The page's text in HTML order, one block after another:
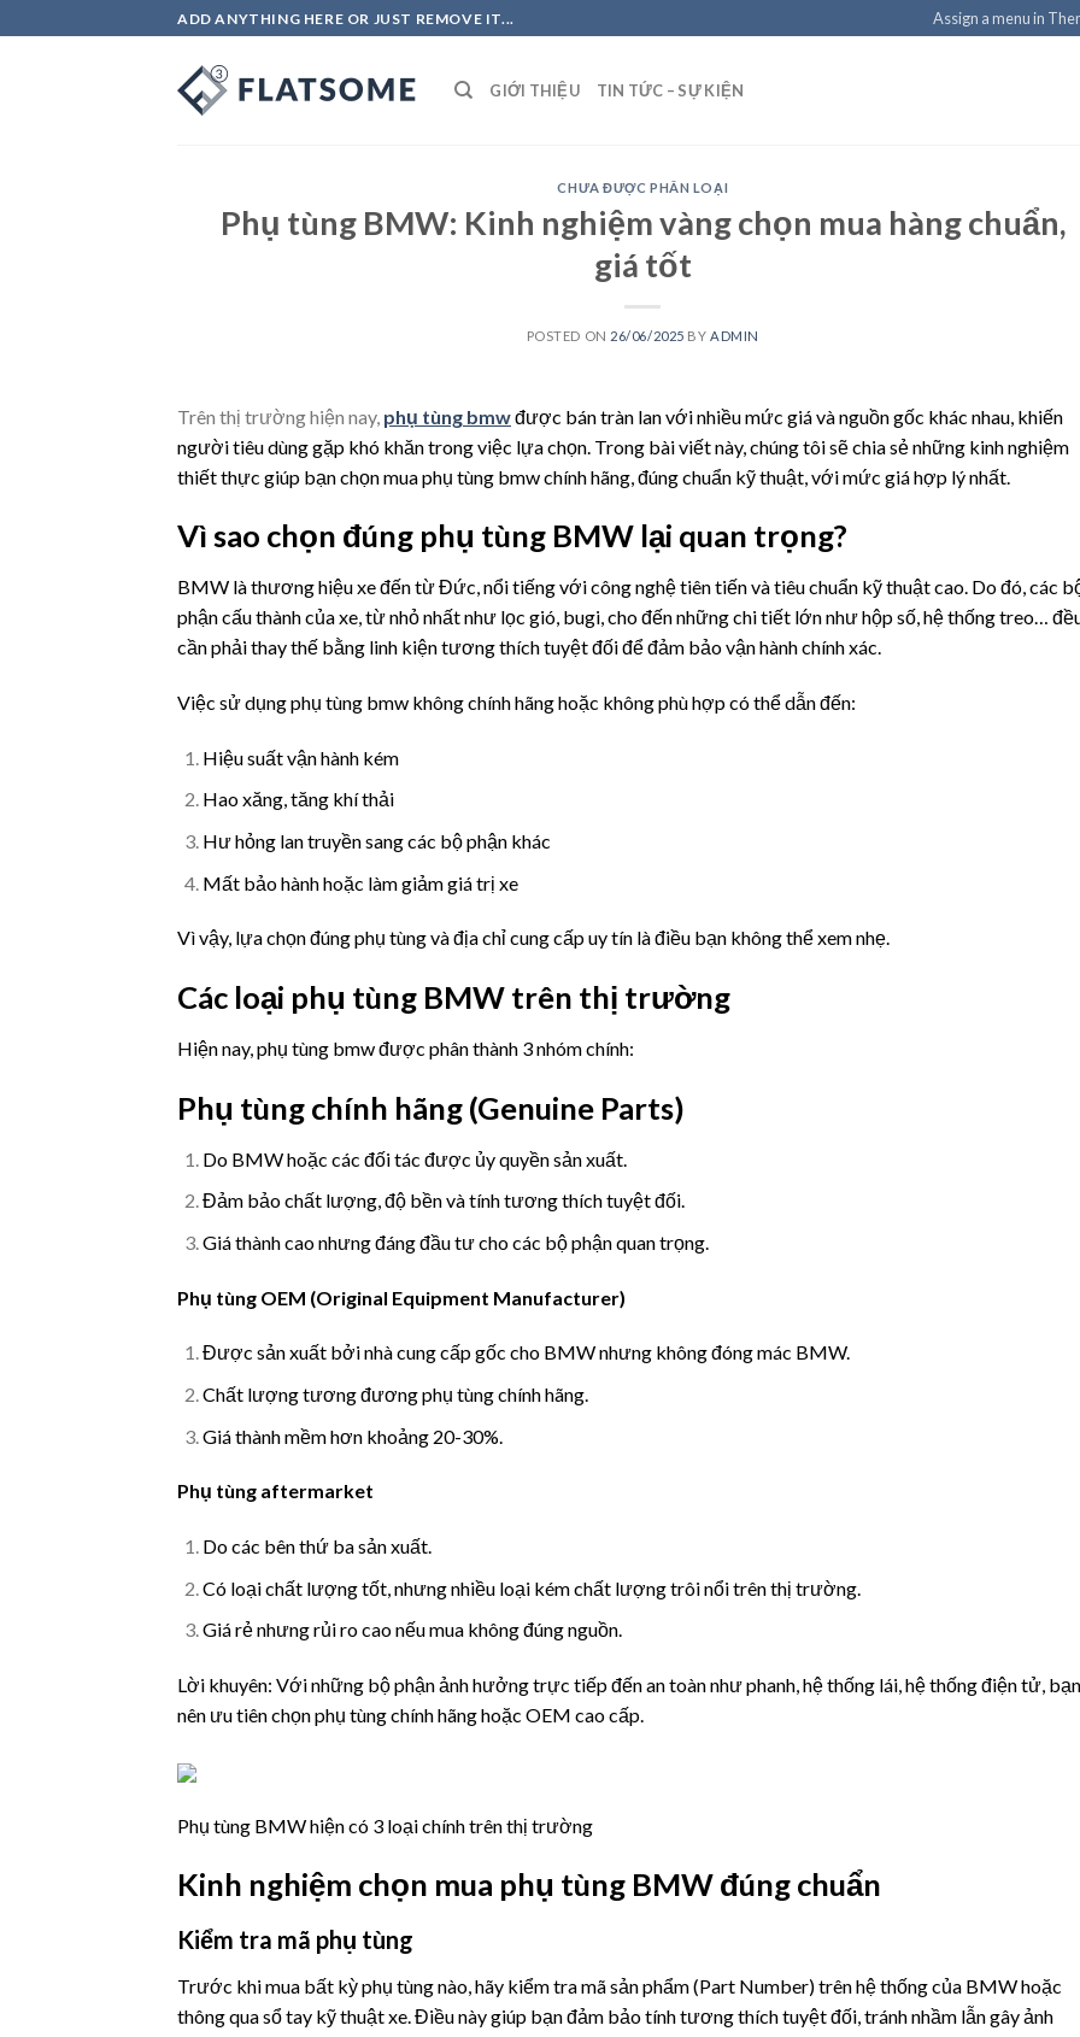
to
ADD ANYTHING HERE OR JUST REMOVE IT... Assign a menu in
GIỚI THIỆU TIN TỨC – SỰ KIỆN
CHƯA ĐƯỢC PHÂN LOẠI
Phụ tùng BMW: Kinh nghiệm vàng chọn mua hàng chuẩn,
giá tốt
POSTED ON 26/06/2025 BY ADMIN
Trên thị trường hiện nay, phụ tùng bmwđược bán tràn lan với nhiều mức giá và nguồn gốc khác nhau, khiến
người tiêu dùng gặp khó khăn trong việc lựa chọn. Trong bài viết này, chúng tôi sẽ chia sẻ những kinh nghiệm
thiết thực giúp bạn chọn mua phụ tùng bmw chính hãng, đúng chuẩn kỹ thuật, với mức giá hợp lý nhất.
Vì sao chọn đúng phụ tùng BMW lại quan trọng?
BMW là thương hiệu xe đến từ Đức, nổi tiếng với công nghệ tiên tiến và tiêu chuẩn kỹ thuật cao. Do đó, các
phận cấu thành của xe, từ nhỏ nhất như lọc gió, bugi, cho đến những chi tiết lớn như hộp số, hệ thống treo…
cần phải thay thế bằng linh kiện tương thích tuyệt đối để đảm bảo vận hành chính xác.
Việc sử dụng phụ tùng bmw không chính hãng hoặc không phù hợp có thể dẫn đến:
Hiệu suất vận hành kém
Hao xăng, tăng khí thải
Hư hỏng lan truyền sang các bộ phận khác
Mất bảo hành hoặc làm giảm giá trị xe
Vì vậy, lựa chọn đúng phụ tùng và địa chỉ cung cấp uy tín là điều bạn không thể xem nhẹ.
Các loại phụ tùng BMW trên thị trường
Hiện nay, phụ tùng bmw được phân thành 3 nhóm chính:
Phụ tùng chính hãng (Genuine Parts)
Do BMW hoặc các đối tác được ủy quyền sản xuất.
Đảm bảo chất lượng, độ bền và tính tương thích tuyệt đối.
Giá thành cao nhưng đáng đầu tư cho các bộ phận quan trọng.
Phụ tùng OEM (Original Equipment Manufacturer)
Được sản xuất bởi nhà cung cấp gốc cho BMW nhưng không đóng mác BMW.
Chất lượng tương đương phụ tùng chính hãng.
Giá thành mềm hơn khoảng 20-30%.
Phụ tùng aftermarket
Do các bên thứ ba sản xuất.
Có loại chất lượng tốt, nhưng nhiều loại kém chất lượng trôi nổi trên thị trường.
Giá rẻ nhưng rủi ro cao nếu mua không đúng nguồn.
Lời khuyên: Với những bộ phận ảnh hưởng trực tiếp đến an toàn như phanh, hệ thống lái, hệ thống điện tử, bạn
nên ưu tiên chọn phụ tùng chính hãng hoặc OEM cao cấp.
Phụ tùng BMW hiện có 3 loại chính trên thị trường
Kinh nghiệm chọn mua phụ tùng BMW đúng chuẩn
Kiểm tra mã phụ tùng
Trước khi mua bất kỳ phụ tùng nào, hãy kiểm tra mã sản phẩm (Part Number) trên hệ thống của BMW hoặc
thông qua sổ tay kỹ thuật xe. Điều này giúp bạn đảm bảo tính tương thích tuyệt đối, tránh nhầm lẫn gây ảnh